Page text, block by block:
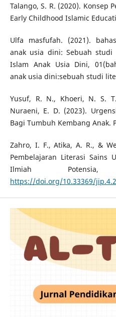
Talango, S. R. (2020). Konsep
Early Childhood Islamic
Ulfa masfufah. (2021).
anak usia dini: Sebuah studi
Islam Anak Usia Dini,
anak usia dini:sebuah studi
Yusuf, R. N., Khoeri, N. S.
Nuraeni, E. D. (2023).
Bagi Tumbuh Kembang Anak.
Zahro, I. F., Atika, A. R., &
Pembelajaran Literasi Sains
Ilmiah
https://doi.org/10.33369/